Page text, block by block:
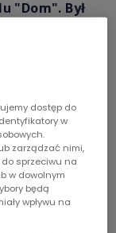
"Dom". Był
filmów. Ale
w
dostęp do
w
zarządzać nimi,
sprzeciwu na
w dowolnym
będą
wpływu na